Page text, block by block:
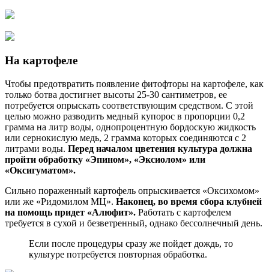
На картофеле
Чтобы предотвратить появление фитофторы на картофеле, как
только ботва достигнет высоты 25-30 сантиметров, ее
потребуется опрыскать соответствующим средством. С этой
целью можно разводить медный купорос в пропорции 0,2
грамма на литр воды, однопроцентную бордоскую жидкость
или сернокислую медь, 2 грамма которых соединяются с 2
литрами воды. Перед началом цветения культура должна
пройти обработку «Эпином», «Эксиолом» или
«Оксигуматом».
Сильно пораженный картофель опрыскивается «Оксихомом»
или же «Ридомилом МЦ». Наконец, во время сбора клубней
на помощь придет «Алюфит». Работать с картофелем
требуется в сухой и безветренный, однако бессолнечный день.
Если после процедуры сразу же пойдет дождь, то
культуре потребуется повторная обработка.